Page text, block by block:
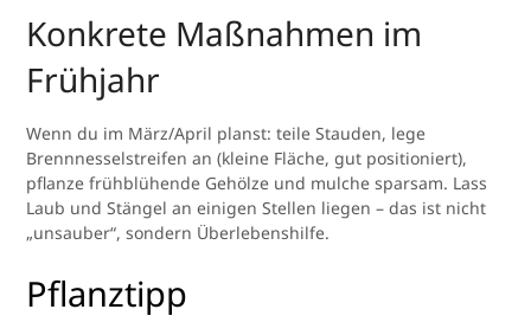
Konkrete Maßnahmen im
Frühjahr
Wenn du im März/April planst: teile Stauden, lege
Brennnesselstreifen an (kleine Fläche, gut positioniert),
pflanze frühblühende Gehölze und mulche sparsam. Lass
Laub und Stängel an einigen Stellen liegen – das ist nicht
„unsauber“, sondern Überlebenshilfe.
Pflanztipp